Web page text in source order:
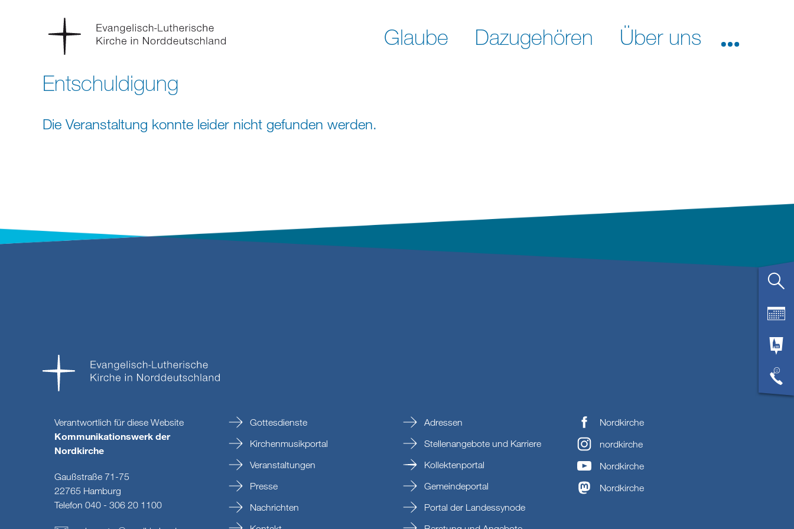
Glaube Dazugehören
Über uns
Entschuldigung
Die Veranstaltung konnte leider nicht gefunden werden.
Verantwortlich für diese Website
Kommunikationswerk der
Nordkirche
Gaußstraße 71-75
22765 Hamburg
Telefon 040 - 306 20 1100
Gottesdienste
Kirchenmusikportal
Veranstaltungen
Presse
Nachrichten
Adressen
Stellenangebote und Karriere
Kollektenportal
Gemeindeportal
Portal der Landessynode
Nordkirche
nordkirche
Nordkirche
Nordkirche